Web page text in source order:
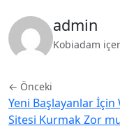
admin
Kobiadam
← Önceki
Yeni Başlayanlar İçin
Sitesi Kurmak Zor